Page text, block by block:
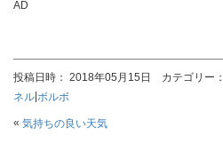
AD
投稿日時： 2018年05月15日 カテゴリー：
ネル|ボルボ
« 気持ちの良い天気